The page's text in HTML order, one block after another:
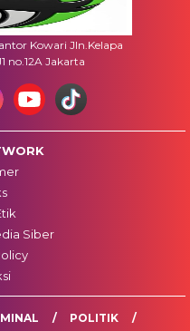
Kowari Jln.Kelapa
no.12A Jakarta
Siber
POLITIK